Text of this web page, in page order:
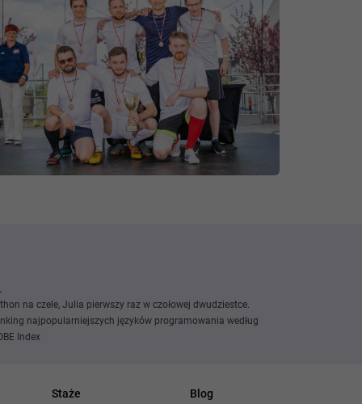
na czele, Julia pierwszy raz w czołowej dwudziestce.
najpopularniejszych języków programowania według
Index
Staże Blog